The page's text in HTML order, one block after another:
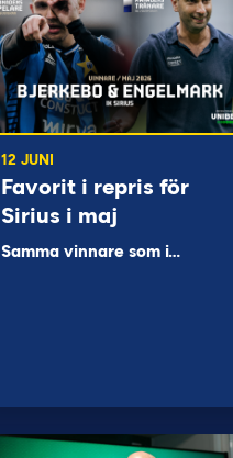
12 JUNI
Favorit i repris för
Sirius i maj
Samma vinnare som i…